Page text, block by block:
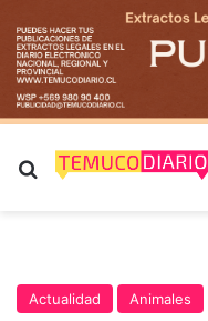
Buscar por
Actualidad Animales